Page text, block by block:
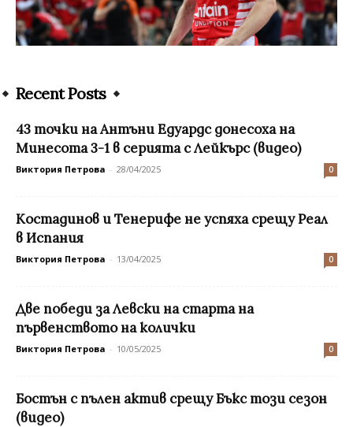
Recent Posts
43 точки на Антъни Едуардс донесоха на
Минесота 3-1 в серията с Лейкърс (видео)
Виктория Петрова - 28/04/2025 0
Костадинов и Тенерифе не успяха срещу Реал
в Испания
Виктория Петрова - 13/04/2025 0
Две победи за Левски на старта на
първенството на колички
Виктория Петрова - 10/05/2025 0
Бостън с пълен актив срещу Бъкс този сезон
(видео)